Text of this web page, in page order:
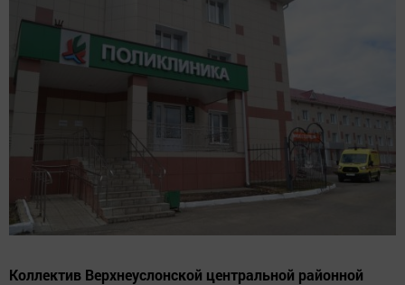
Коллектив Верхнеуслонской центральной районной